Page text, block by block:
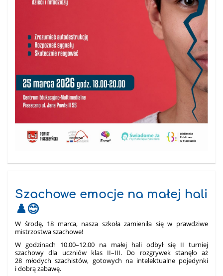
Szachowe emocje na małej hali
♟️😊
W środę, 18 marca, nasza szkoła zamieniła się w prawdziwe
mistrzostwa szachowe!
W godzinach 10.00–12.00 na małej hali odbył się II turniej
szachowy dla uczniów klas II–III. Do rozgrywek stanęło aż
28 młodych szachistów, gotowych na intelektualne pojedynki
i dobrą zabawę.